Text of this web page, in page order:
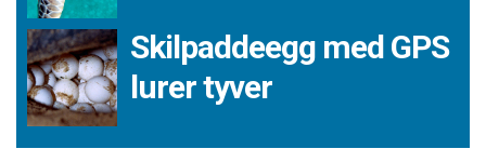
Skilpaddeegg med GPS
lurer tyver